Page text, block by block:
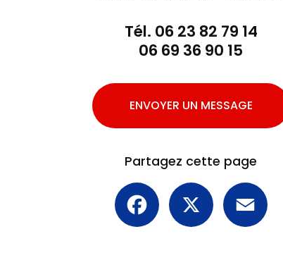
Tél. 06 23 82 79 14
06 69 36 90 15
ENVOYER UN MESSAGE
Partagez cette page
Facebook